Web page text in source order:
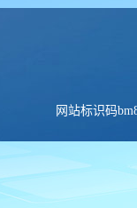
网站标识码